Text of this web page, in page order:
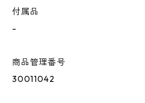
付属品
-
商品管理番号
30011042